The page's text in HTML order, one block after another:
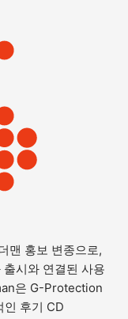
맨 홍보 변종으로,
시와 연결된 사용
은 G-Protection
인 후기 CD